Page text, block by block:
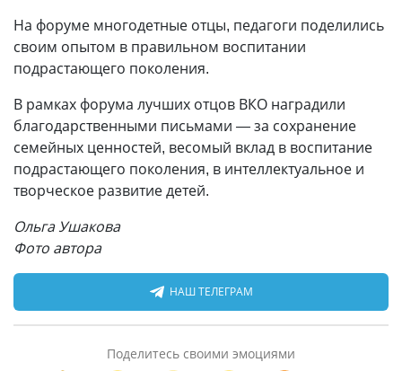
На форуме многодетные отцы, педагоги поделились
своим опытом в правильном воспитании
подрастающего поколения.
В рамках форума лучших отцов ВКО наградили
благодарственными письмами —за сохранение
семейных ценностей, весомый вклад в воспитание
подрастающего поколения, в интеллектуальное и
творческое развитие детей.
Ольга Ушакова
Фото автора
НАШ ТЕЛЕГРАМ
Поделитесь своими эмоциями